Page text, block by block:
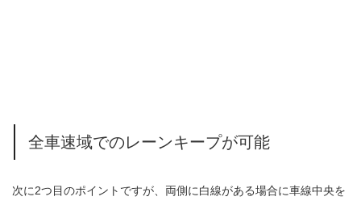
全車速域でのレーンキープが可能
次に2つ目のポイントですが、両側に白線がある場合に車線中央を